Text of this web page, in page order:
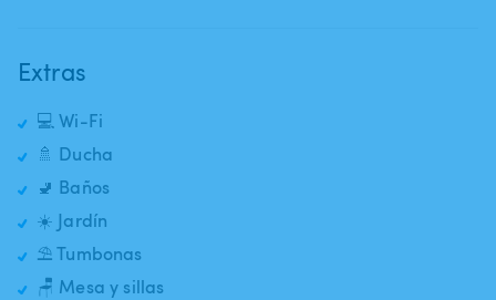
Extras
💻 Wi-Fi
🚿 Ducha
🚽 Baños
☀️ Jardín
⛱️ Tumbonas
🪑 Mesa y sillas